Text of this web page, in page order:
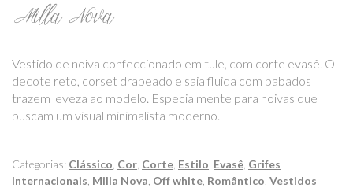
Milla Nova
Vestido de noiva confeccionado em tule, com corte evasê. O
decote reto, corset drapeado e saia fluida com babados
trazem leveza ao modelo. Especialmente para noivas que
buscam um visual minimalista moderno.
Categorias: Clássico Cor Corte Estilo Evasê Grifes
Internacionais Milla Nova Off white Romântico Vestidos